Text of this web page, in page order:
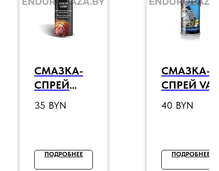
СМАЗКА-
СПРЕЙ
ДЛЯ
ЦЕПЕЙ
LUBE
35 BYN
ПОДРОБНЕЕ
СМАЗКА-
СПРЕЙ VAL
SYNTHETIC
CHAIN
40 BYN
ПОДРОБНЕЕ